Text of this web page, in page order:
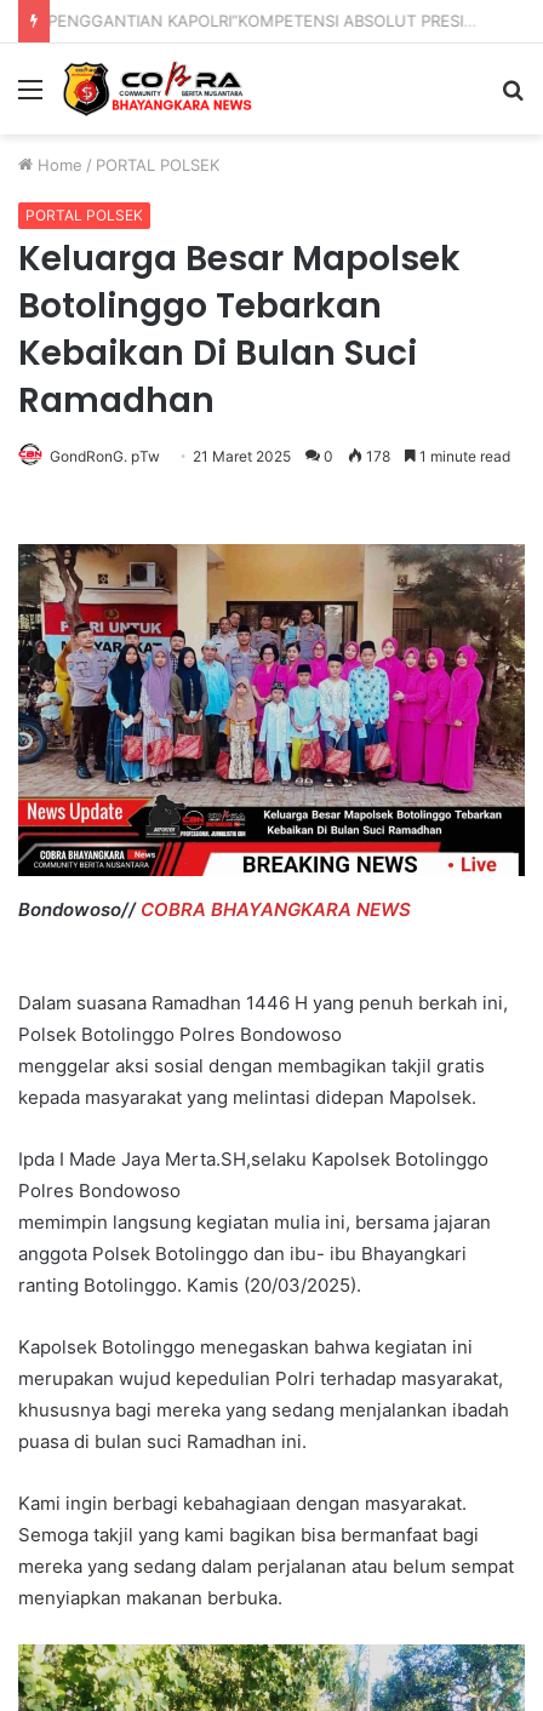
Menu
Home / PORTAL POLSEK
PORTAL POLSEK
Keluarga Besar Mapolsek
Botolinggo Tebarkan
Kebaikan Di Bulan Suci
Ramadhan
GondRonG. pTw 21 Maret 2025 0 178 1 minute read
Bondowoso// COBRA BHAYANGKARA NEWS
Dalam suasana Ramadhan 1446 H yang penuh berkah ini,
Polsek Botolinggo Polres Bondowoso
menggelar aksi sosial dengan membagikan takjil gratis
kepada masyarakat yang melintasi didepan Mapolsek.
Ipda I Made Jaya Merta.SH,selaku Kapolsek Botolinggo
Polres Bondowoso
memimpin langsung kegiatan mulia ini, bersama jajaran
anggota Polsek Botolinggo dan ibu- ibu Bhayangkari
ranting Botolinggo. Kamis (20/03/2025).
Kapolsek Botolinggo menegaskan bahwa kegiatan ini
merupakan wujud kepedulian Polri terhadap masyarakat,
khususnya bagi mereka yang sedang menjalankan ibadah
puasa di bulan suci Ramadhan ini.
Kami ingin berbagi kebahagiaan dengan masyarakat.
Semoga takjil yang kami bagikan bisa bermanfaat bagi
mereka yang sedang dalam perjalanan atau belum sempat
menyiapkan makanan berbuka.